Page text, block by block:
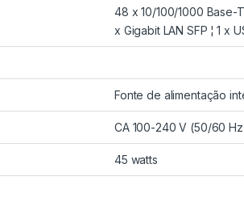
48 x 10/100/1000 Base-
x Gigabit LAN SFP ¦ 1 x
Fonte de alimentação
CA 100-240 V (50/60
45 watts